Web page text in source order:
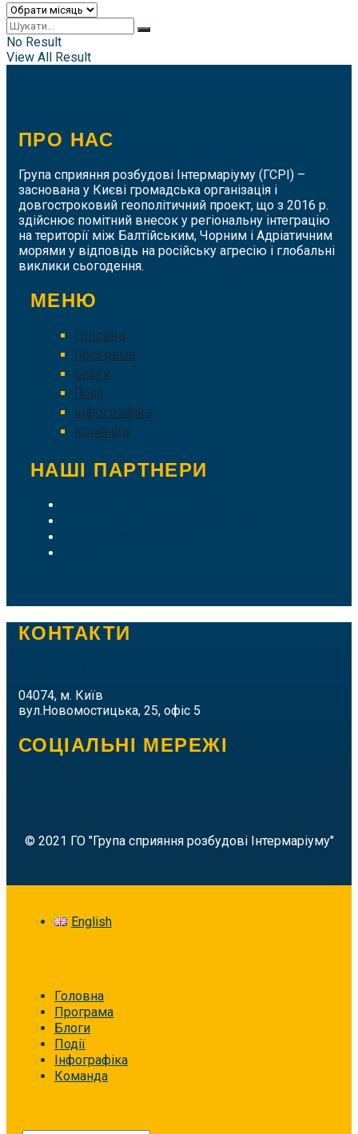
Архіви
No Result
View All Result
ПРО НАС
Група сприяння розбудові Інтермаріуму (ГСРІ) –
заснована у Києві громадська організація і
довгостроковий геополітичний проект, що з 2016 р.
здійснює помітний внесок у регіональну інтеграцію
на території між Балтійським, Чорним і Адріатичним
морями у відповідь на російську агресію і глобальні
виклики сьогодення.
МЕНЮ
Головна
Програма
Блоги
Події
Інфографіка
Команда
НАШІ ПАРТНЕРИ
КОНТАКТИ
04074, м. Київ
вул.Новомостицька, 25, офіс 5
СОЦІАЛЬНІ МЕРЕЖІ
© 2021 ГО "Група сприяння розбудові Інтермаріуму"
English
Головна
Програма
Блоги
Події
Інфографіка
Команда